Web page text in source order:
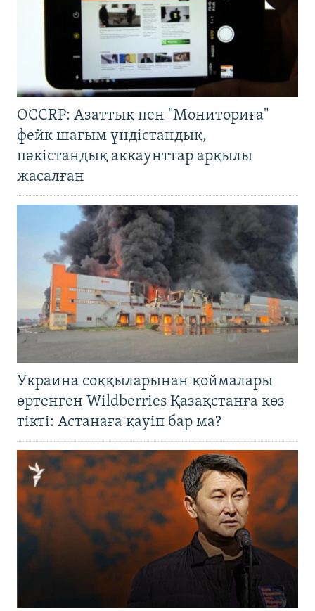
OCCRP: Азаттық пен "Мониториға"
фейк шағым үндістандық,
пәкістандық аккаунттар арқылы
жасалған
Украина соққыларынан қоймалары
өртенген Wildberries Қазақстанға көз
тікті: Астанаға қауіп бар ма?